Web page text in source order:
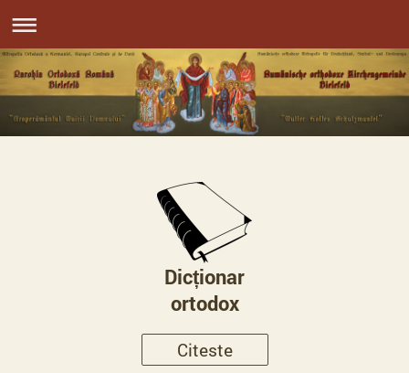
Dicționar
ortodox
Citeste